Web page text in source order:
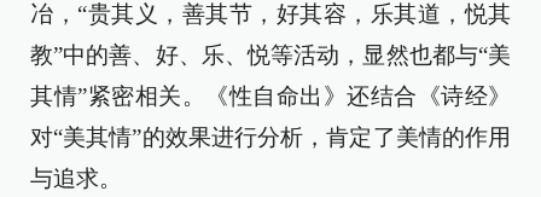
冶，“贵其义，善其节，好其容，乐其道，悦其
教”中的善、好、乐、悦等活动，显然也都与“美
其情”紧密相关。《性自命出》还结合《诗经》
对“美其情”的效果进行分析，肯定了美情的作用
与追求。